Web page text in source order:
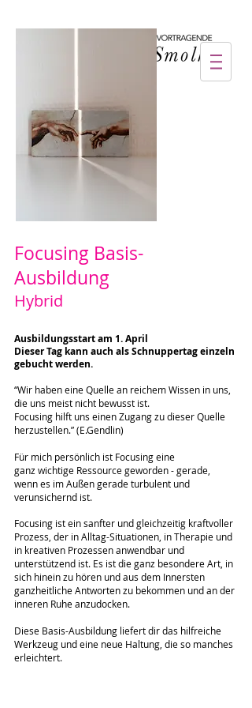
Focusing Basis-
Ausbildung
Hybrid
Ausbildungsstart am 1. April
Dieser Tag kann auch als Schnuppertag einzeln
gebucht werden.
“Wir haben eine Quelle an reichem Wissen in uns,
die uns meist nicht bewusst ist.
Focusing hilft uns einen Zugang zu dieser Quelle
herzustellen.” (E.Gendlin)
Für mich persönlich ist Focusing eine
ganzwichtige Ressource geworden - gerade,
wenn es im Außen gerade turbulent und
verunsichernd ist.
Focusing ist ein sanfter und gleichzeitig kraftvoller
Prozess, der in Alltag-Situationen, in Therapie und
in kreativen Prozessen anwendbar und
unterstützend ist. Es ist die ganz besondere Art, in
sich hinein zu hören und aus dem Innersten
ganzheitliche Antworten zu bekommen und an der
inneren Ruhe anzudocken.
Diese Basis-Ausbildung liefert dir das hilfreiche
Werkzeug und eine neue Haltung, die so manches
erleichtert.